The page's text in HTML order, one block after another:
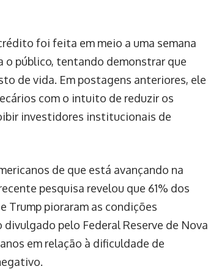
foi feita em meio a uma semana
o público, tentando demonstrar que
de vida. Em postagens anteriores, ele
com o intuito de reduzir os
investidores institucionais de
de que está avançando na
pesquisa revelou que 61% dos
Trump pioraram as condições
pelo Federal Reserve de Nova
em relação à dificuldade de